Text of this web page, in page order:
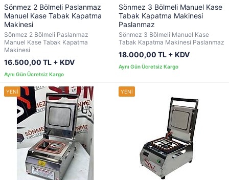
Sönmez 2 Bölmeli Paslanmaz
Manuel Kase Tabak Kapatma
Makinesi
Sönmez 2 Bölmeli Paslanmaz
Manuel Kase Tabak Kapatma
Makinesi
16.500,00 TL + KDV
Sönmez 3 Bölmeli Manuel Kase
Tabak Kapatma Makinesi
Paslanmaz
Sönmez 3 Bölmeli Manuel Kase
Tabak Kapatma Makinesi Paslanmaz
18.000,00 TL + KDV